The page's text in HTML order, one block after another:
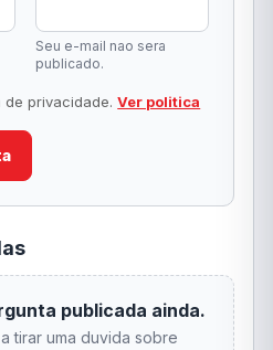
Seu e-mail nao sera
publicado.
de privacidade.Ver politica
publicada ainda.
tirar uma duvida sobre